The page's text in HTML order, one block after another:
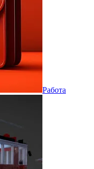
Работа